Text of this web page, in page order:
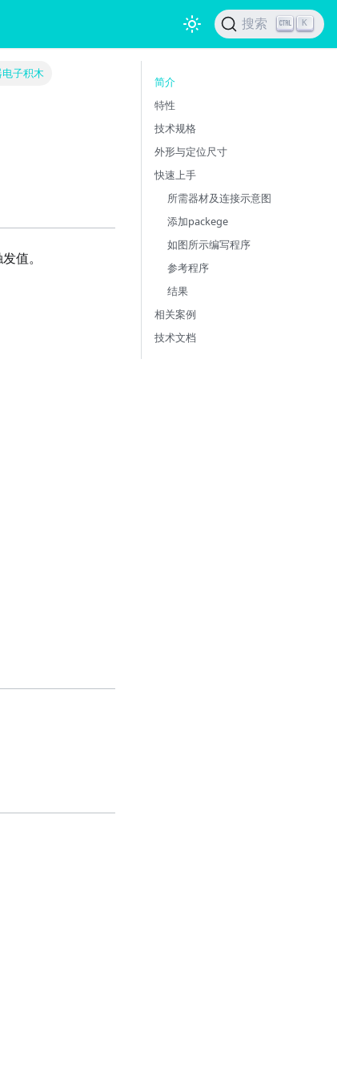
搜索 K
子积木
值。
简介
特性
技术规格
外形与定位尺寸
快速上手
所需器材及连接示意图
添加packege
如图所示编写程序
参考程序
结果
相关案例
技术文档